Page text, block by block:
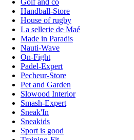
Golf and co
Handball-Store
House of rugby
La sellerie de Maé
Made in Paradis
Nauti-Wave
On-Fight
Padel-Expert
Pecheur-Store
Pet and Garden
Slowood Interior
Smash-Expert
Sneak'In
Sneakids
Sport is good